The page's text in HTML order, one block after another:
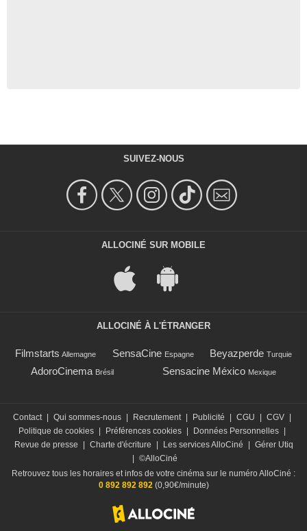
SUIVEZ-NOUS
ALLOCINÉ SUR MOBILE
ALLOCINÉ À L'ÉTRANGER
Filmstarts Allemagne SensaCine Espagne Beyazperde Turquie
AdoroCinema Brésil Sensacine México Mexique
Contact | Qui sommes-nous | Recrutement | Publicité | CGU | CGV |
Politique de cookies | Préférences cookies | Données Personnelles |
Revue de presse
| Charte d'écriture | Les services AlloCiné | Gérer Utiq
| ©AlloCiné
Retrouvez tous les horaires et infos de votre cinéma sur le numéro AlloCiné :
0 892 892 892 (0,90€/minute)